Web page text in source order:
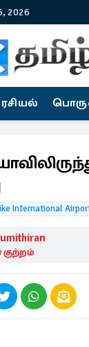
2026
International
குற்றம்